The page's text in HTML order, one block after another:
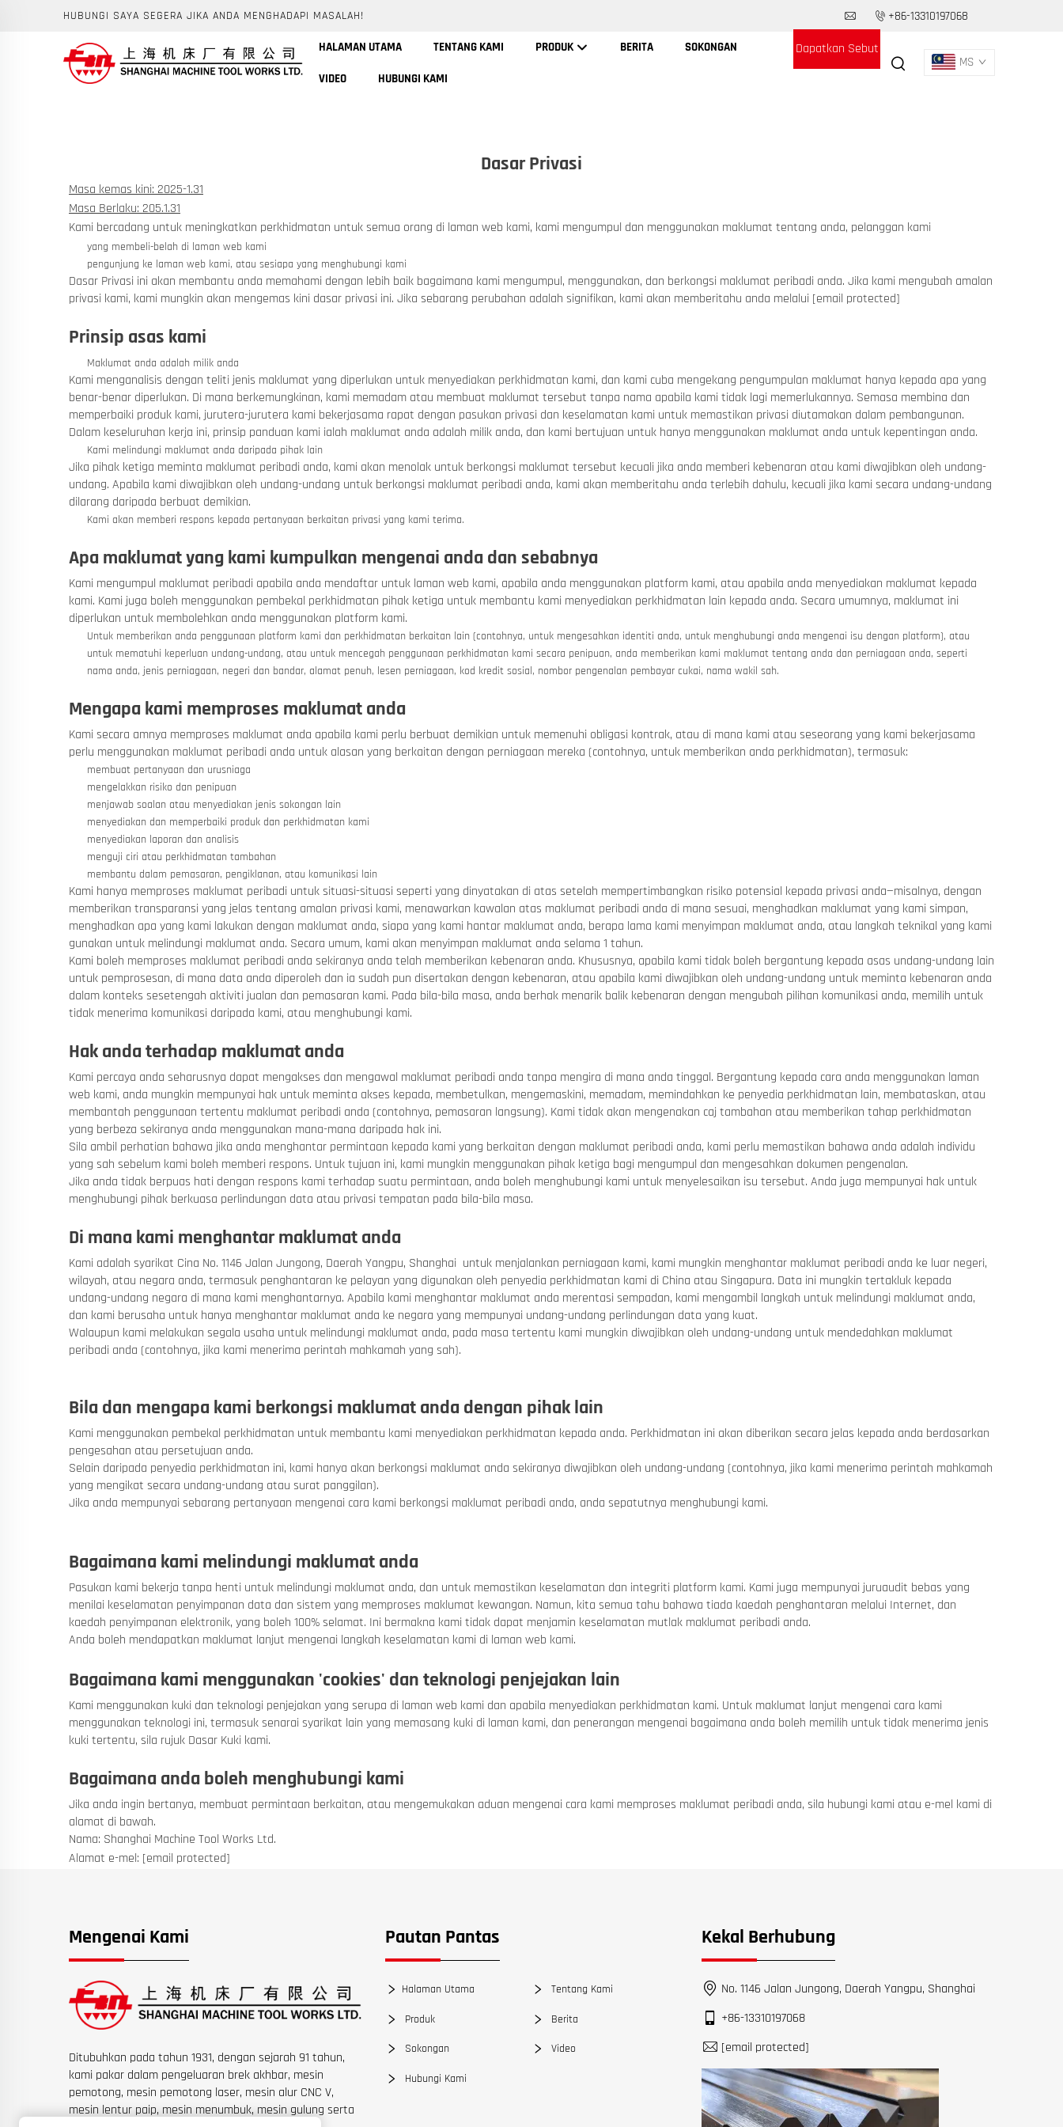
HUBUNGI SAYA SEGERA JIKA ANDA MENGHADAPI MASALAH! +86-13310197068
HALAMAN UTAMA TENTANG KAMI PRODUK BERITA SOKONGAN
VIDEO HUBUNGI KAMI
Dapatkan Sebut
MS
Dasar Privasi
Masa kemas kini: 2025-1.31
Masa Berlaku: 205.1.31
Kami bercadang untuk meningkatkan perkhidmatan untuk semua orang di laman web kami, kami mengumpul dan menggunakan maklumat tentang anda, pelanggan kami
yang membeli-belah di laman web kami
pengunjung ke laman web kami, atau sesiapa yang menghubungi kami
Dasar Privasi ini akan membantu anda memahami dengan lebih baik bagaimana kami mengumpul, menggunakan, dan berkongsi maklumat peribadi anda. Jika kami mengubah amalan
privasi kami, kami mungkin akan mengemas kini dasar privasi ini. Jika sebarang perubahan adalah signifikan, kami akan memberitahu anda melalui [email protected]
Prinsip asas kami
Maklumat anda adalah milik anda
Kami menganalisis dengan teliti jenis maklumat yang diperlukan untuk menyediakan perkhidmatan kami, dan kami cuba mengekang pengumpulan maklumat hanya kepada apa yang
benar-benar diperlukan. Di mana berkemungkinan, kami memadam atau membuat maklumat tersebut tanpa nama apabila kami tidak lagi memerlukannya. Semasa membina dan
memperbaiki produk kami, jurutera-jurutera kami bekerjasama rapat dengan pasukan privasi dan keselamatan kami untuk memastikan privasi diutamakan dalam pembangunan.
Dalam keseluruhan kerja ini, prinsip panduan kami ialah maklumat anda adalah milik anda, dan kami bertujuan untuk hanya menggunakan maklumat anda untuk kepentingan anda.
Kami melindungi maklumat anda daripada pihak lain
Jika pihak ketiga meminta maklumat peribadi anda, kami akan menolak untuk berkongsi maklumat tersebut kecuali jika anda memberi kebenaran atau kami diwajibkan oleh undang-
undang. Apabila kami diwajibkan oleh undang-undang untuk berkongsi maklumat peribadi anda, kami akan memberitahu anda terlebih dahulu, kecuali jika kami secara undang-undang
dilarang daripada berbuat demikian.
Kami akan memberi respons kepada pertanyaan berkaitan privasi yang kami terima.
Apa maklumat yang kami kumpulkan mengenai anda dan sebabnya
Kami mengumpul maklumat peribadi apabila anda mendaftar untuk laman web kami, apabila anda menggunakan platform kami, atau apabila anda menyediakan maklumat kepada
kami. Kami juga boleh menggunakan pembekal perkhidmatan pihak ketiga untuk membantu kami menyediakan perkhidmatan lain kepada anda. Secara umumnya, maklumat ini
diperlukan untuk membolehkan anda menggunakan platform kami.
Untuk memberikan anda penggunaan platform kami dan perkhidmatan berkaitan lain (contohnya, untuk mengesahkan identiti anda, untuk menghubungi anda mengenai isu dengan platform), atau
untuk mematuhi keperluan undang-undang, atau untuk mencegah penggunaan perkhidmatan kami secara penipuan, anda memberikan kami maklumat tentang anda dan perniagaan anda, seperti
nama anda, jenis perniagaan, negeri dan bandar, alamat penuh, lesen perniagaan, kod kredit sosial, nombor pengenalan pembayar cukai, nama wakil sah.
Mengapa kami memproses maklumat anda
Kami secara amnya memproses maklumat anda apabila kami perlu berbuat demikian untuk memenuhi obligasi kontrak, atau di mana kami atau seseorang yang kami bekerjasama
perlu menggunakan maklumat peribadi anda untuk alasan yang berkaitan dengan perniagaan mereka (contohnya, untuk memberikan anda perkhidmatan), termasuk:
membuat pertanyaan dan urusniaga
mengelakkan risiko dan penipuan
menjawab soalan atau menyediakan jenis sokongan lain
menyediakan dan memperbaiki produk dan perkhidmatan kami
menyediakan laporan dan analisis
menguji ciri atau perkhidmatan tambahan
membantu dalam pemasaran, pengiklanan, atau komunikasi lain
Kami hanya memproses maklumat peribadi untuk situasi-situasi seperti yang dinyatakan di atas setelah mempertimbangkan risiko potensial kepada privasi anda—misalnya, dengan
memberikan transparansi yang jelas tentang amalan privasi kami, menawarkan kawalan atas maklumat peribadi anda di mana sesuai, menghadkan maklumat yang kami simpan,
menghadkan apa yang kami lakukan dengan maklumat anda, siapa yang kami hantar maklumat anda, berapa lama kami menyimpan maklumat anda, atau langkah teknikal yang kami
gunakan untuk melindungi maklumat anda. Secara umum, kami akan menyimpan maklumat anda selama 1 tahun.
Kami boleh memproses maklumat peribadi anda sekiranya anda telah memberikan kebenaran anda. Khususnya, apabila kami tidak boleh bergantung kepada asas undang-undang lain
untuk pemprosesan, di mana data anda diperoleh dan ia sudah pun disertakan dengan kebenaran, atau apabila kami diwajibkan oleh undang-undang untuk meminta kebenaran anda
dalam konteks sesetengah aktiviti jualan dan pemasaran kami. Pada bila-bila masa, anda berhak menarik balik kebenaran dengan mengubah pilihan komunikasi anda, memilih untuk
tidak menerima komunikasi daripada kami, atau menghubungi kami.
Hak anda terhadap maklumat anda
Kami percaya anda seharusnya dapat mengakses dan mengawal maklumat peribadi anda tanpa mengira di mana anda tinggal. Bergantung kepada cara anda menggunakan laman
web kami, anda mungkin mempunyai hak untuk meminta akses kepada, membetulkan, mengemaskini, memadam, memindahkan ke penyedia perkhidmatan lain, membataskan, atau
membantah penggunaan tertentu maklumat peribadi anda (contohnya, pemasaran langsung). Kami tidak akan mengenakan caj tambahan atau memberikan tahap perkhidmatan
yang berbeza sekiranya anda menggunakan mana-mana daripada hak ini.
Sila ambil perhatian bahawa jika anda menghantar permintaan kepada kami yang berkaitan dengan maklumat peribadi anda, kami perlu memastikan bahawa anda adalah individu
yang sah sebelum kami boleh memberi respons. Untuk tujuan ini, kami mungkin menggunakan pihak ketiga bagi mengumpul dan mengesahkan dokumen pengenalan.
Jika anda tidak berpuas hati dengan respons kami terhadap suatu permintaan, anda boleh menghubungi kami untuk menyelesaikan isu tersebut. Anda juga mempunyai hak untuk
menghubungi pihak berkuasa perlindungan data atau privasi tempatan pada bila-bila masa.
Di mana kami menghantar maklumat anda
Kami adalah syarikat Cina No. 1146 Jalan Jungong, Daerah Yangpu, Shanghai untuk menjalankan perniagaan kami, kami mungkin menghantar maklumat peribadi anda ke luar negeri,
wilayah, atau negara anda, termasuk penghantaran ke pelayan yang digunakan oleh penyedia perkhidmatan kami di China atau Singapura. Data ini mungkin tertakluk kepada
undang-undang negara di mana kami menghantarnya. Apabila kami menghantar maklumat anda merentasi sempadan, kami mengambil langkah untuk melindungi maklumat anda,
dan kami berusaha untuk hanya menghantar maklumat anda ke negara yang mempunyai undang-undang perlindungan data yang kuat.
Walaupun kami melakukan segala usaha untuk melindungi maklumat anda, pada masa tertentu kami mungkin diwajibkan oleh undang-undang untuk mendedahkan maklumat
peribadi anda (contohnya, jika kami menerima perintah mahkamah yang sah).
Bila dan mengapa kami berkongsi maklumat anda dengan pihak lain
Kami menggunakan pembekal perkhidmatan untuk membantu kami menyediakan perkhidmatan kepada anda. Perkhidmatan ini akan diberikan secara jelas kepada anda berdasarkan
pengesahan atau persetujuan anda.
Selain daripada penyedia perkhidmatan ini, kami hanya akan berkongsi maklumat anda sekiranya diwajibkan oleh undang-undang (contohnya, jika kami menerima perintah mahkamah
yang mengikat secara undang-undang atau surat panggilan).
Jika anda mempunyai sebarang pertanyaan mengenai cara kami berkongsi maklumat peribadi anda, anda sepatutnya menghubungi kami.
Bagaimana kami melindungi maklumat anda
Pasukan kami bekerja tanpa henti untuk melindungi maklumat anda, dan untuk memastikan keselamatan dan integriti platform kami. Kami juga mempunyai juruaudit bebas yang
menilai keselamatan penyimpanan data dan sistem yang memproses maklumat kewangan. Namun, kita semua tahu bahawa tiada kaedah penghantaran melalui Internet, dan
kaedah penyimpanan elektronik, yang boleh 100% selamat. Ini bermakna kami tidak dapat menjamin keselamatan mutlak maklumat peribadi anda.
Anda boleh mendapatkan maklumat lanjut mengenai langkah keselamatan kami di laman web kami.
Bagaimana kami menggunakan 'cookies' dan teknologi penjejakan lain
Kami menggunakan kuki dan teknologi penjejakan yang serupa di laman web kami dan apabila menyediakan perkhidmatan kami. Untuk maklumat lanjut mengenai cara kami
menggunakan teknologi ini, termasuk senarai syarikat lain yang memasang kuki di laman kami, dan penerangan mengenai bagaimana anda boleh memilih untuk tidak menerima jenis
kuki tertentu, sila rujuk Dasar Kuki kami.
Bagaimana anda boleh menghubungi kami
Jika anda ingin bertanya, membuat permintaan berkaitan, atau mengemukakan aduan mengenai cara kami memproses maklumat peribadi anda, sila hubungi kami atau e-mel kami di
alamat di bawah.
Nama: Shanghai Machine Tool Works Ltd.
Alamat e-mel: [email protected]
Mengenai Kami
Ditubuhkan pada tahun 1931, dengan sejarah 91 tahun,
kami pakar dalam pengeluaran brek akhbar, mesin
pemotong, mesin pemotong laser, mesin alur CNC V,
mesin lentur paip, mesin menumbuk, mesin gulung serta
Pautan Pantas
Halaman Utama Tentang Kami
Produk Berita
Sokongan Video
Hubungi Kami
Kekal Berhubung
No. 1146 Jalan Jungong, Daerah Yangpu, Shanghai
+86-13310197068
[email protected]